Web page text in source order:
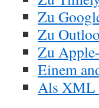
Zu
Zu
Zu
Einem
Als XML